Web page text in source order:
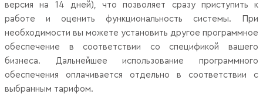
версия на 14 дней), что позволяет сразу приступить к
работе и оценить функциональность системы. При
необходимости вы можете установить другое программное
обеспечение в соответствии со спецификой вашего
бизнеса. Дальнейшее использование программного
обеспечения оплачивается отдельно в соответствии с
выбранным тарифом.